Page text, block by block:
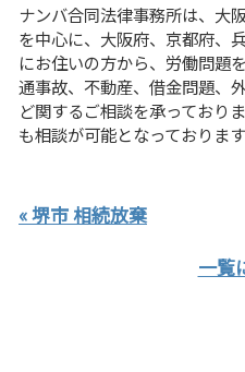
ナンバ合同法律事務所は、大阪
を中心に、大阪府、京都府、
にお住いの方から、労働問題
通事故、不動産、借金問題、
ど関するご相談を承っており
も相談が可能となっておりま
« 堺市 相続放棄
一覧